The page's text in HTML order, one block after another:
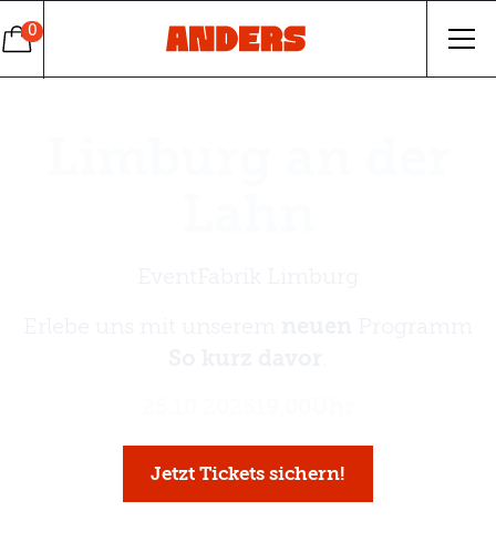
0
Jetzt Tickets sichern!